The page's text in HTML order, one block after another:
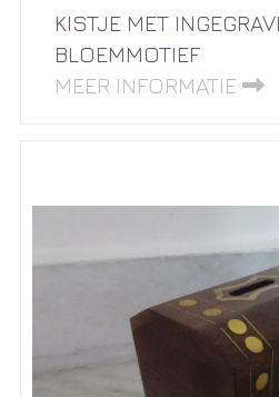
KISTJE MET
BLOEMMOTIEF
MEER INFORMATIE